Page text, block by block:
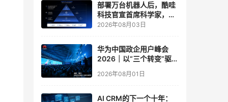
部署万台机器人后，酷哇
科技官宣首席科学家，要
让世界模型交付生产力
2026年08月03日
华为中国政企用户峰会
2026｜以“三个转变”驱动
2026年08月01日
AI CRM的下一个十年：